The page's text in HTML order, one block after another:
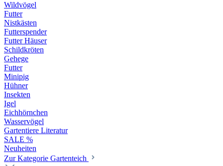
Wildvögel
Futter
Nistkästen
Futterspender
Futter Häuser
Schildkröten
Gehege
Futter
Minipig
Hühner
Insekten
Igel
Eichhörnchen
Wasservögel
Gartentiere Literatur
SALE %
Neuheiten
Zur Kategorie Gartenteich